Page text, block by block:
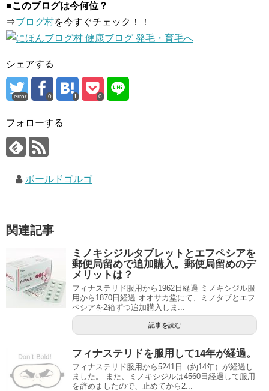
■このブログは今何位？
⇒ブログ村を今すぐチェック！！
シェアする
error 0 0
フォローする
ボールドゴルゴ
関連記事
ミノキシジルタブレットとエフペシアを
郵便局留めで追加購入。郵便局留めのデ
メリットは？
フィナステリド服用から1962日経過 ミノキシジル服
用から1870日経過 オオサカ堂にて、ミノタブとエフ
ペシアを2箱ずつ追加購入しま...
記事を読む
フィナステリドを服用して14年が経過。
フィナステリド服用から5241日（約14年）が経過し
ました。 また、ミノキシジルは4560日経過して服用
を辞めましたので、止めてから2...